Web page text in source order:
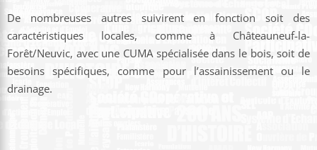
De nombreuses autres suivirent en fonction soit des
caractéristiques locales, comme à Châteauneuf-la-
Forêt/Neuvic, avec une CUMA spécialisée dans le bois, soit de
besoins spécifiques, comme pour l’assainissement ou le
drainage.